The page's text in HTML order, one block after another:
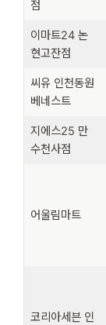
점
이마트24 논
현고잔점
씨유 인천동원
베네스트
지에스25 만
수천사점
어울림마트
코리아세븐 인